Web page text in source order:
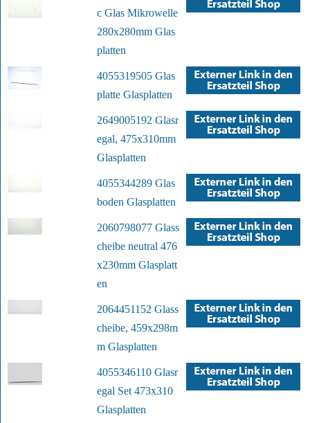
c Glas Mikrowelle
280x280mm Glas
platten
4055319505 Glas
platte Glasplatten
2649005192 Glasr
egal, 475x310mm
Glasplatten
4055344289 Glas
boden Glasplatten
2060798077 Glass
cheibe neutral 476
x230mm Glasplatt
en
2064451152 Glass
cheibe, 459x298m
m Glasplatten
4055346110 Glasr
egal Set 473x310
Glasplatten